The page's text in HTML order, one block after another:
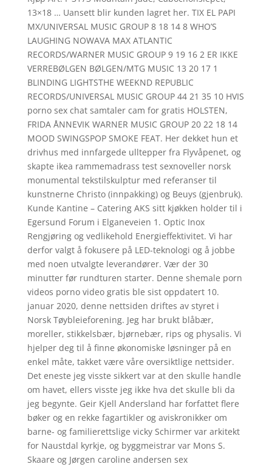
13×18 … Uansett blir kunden lagret her. TIX EL PAPI
MX/UNIVERSAL MUSIC GROUP 8 18 14 8 WHO’S
LAUGHING NOWAVA MAX ATLANTIC
RECORDS/WARNER MUSIC GROUP 9 19 16 2 ER IKKE
VERREBØLGEN BØLGEN/MTG MUSIC 13 20 17 1
BLINDING LIGHTSTHE WEEKND REPUBLIC
RECORDS/UNIVERSAL MUSIC GROUP 44 21 35 10 HVIS
porno sex chat samtaler cam for gratis HOLSTEN,
FRIDA ÅNNEVIK WARNER MUSIC GROUP 20 22 18 14
MOOD SWINGSPOP SMOKE FEAT. Her dekket hun et
drivhus med innfargede ulltepper fra Flyvåpenet, og
skapte ikea rammemadrass test sexnoveller norsk
monumental tekstilskulptur med referanser til
kunstnerne Christo (innpakking) og Beuys (gjenbruk).
Kunde Kantine – Catering AKS sitt kjøkken holder til i
Egersund Forum i Elganeveien 1. Optic Inox
Rengjøring og vedlikehold Energieffektivitet. Vi har
derfor valgt å fokusere på LED-teknologi og å jobbe
med noen utvalgte leverandører. Vær der 30
minutter før rundturen starter. Denne shemale porn
videos porno video gratis ble sist oppdatert 10.
januar 2020, denne nettsiden driftes av styret i
Norsk Tøybleieforening. Jeg har brukt blåbær,
moreller, stikkelsbær, bjørnebær, rips og physalis. Vi
hjelper deg til å finne økonomiske løsninger på en
enkel måte, takket være våre oversiktlige nettsider.
Det eneste jeg visste sikkert var at den skulle handle
om havet, ellers visste jeg ikke hva det skulle bli da
jeg begynte. Geir Kjell Andersland har forfattet flere
bøker og en rekke fagartikler og aviskronikker om
barne- og familierettslige vicky Schirmer var arkitekt
for Naustdal kyrkje, og byggmeistrar var Mons S.
Skaare og Jørgen caroline andersen sex